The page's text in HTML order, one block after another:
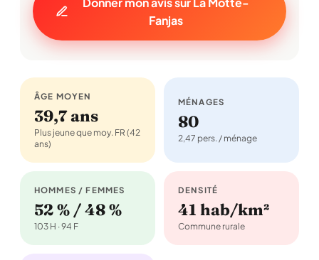
Fanjas
ÂGE MOYEN
39,7 ans
Plus jeune que moy. FR (42
ans)
MÉNAGES
80
2,47 pers. / ménage
HOMMES / FEMMES
52 % / 48 %
103 H · 94 F
DENSITÉ
41 hab/km²
Commune rurale